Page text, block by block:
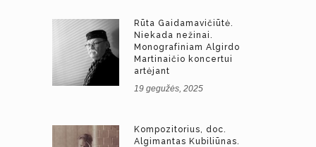
Rūta Gaidamavičiūtė.
Niekada nežinai.
Monografiniam Algirdo
Martinaičio koncertui
artėjant
19 gegužės, 2025
Kompozitorius, doc.
Algimantas Kubiliūnas.